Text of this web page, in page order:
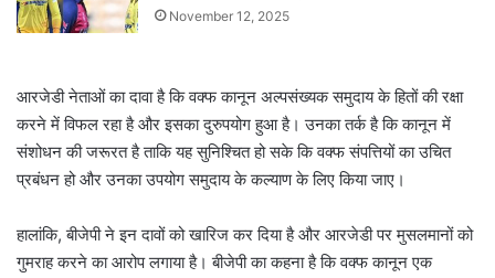
November 12, 2025
आरजेडी नेताओं का दावा है कि वक्फ कानून अल्पसंख्यक समुदाय के हितों की रक्षा
करने में विफल रहा है और इसका दुरुपयोग हुआ है। उनका तर्क है कि कानून में
संशोधन की जरूरत है ताकि यह सुनिश्चित हो सके कि वक्फ संपत्तियों का उचित
प्रबंधन हो और उनका उपयोग समुदाय के कल्याण के लिए किया जाए।
हालांकि, बीजेपी ने इन दावों को खारिज कर दिया है और आरजेडी पर मुसलमानों को
गुमराह करने का आरोप लगाया है। बीजेपी का कहना है कि वक्फ कानून एक